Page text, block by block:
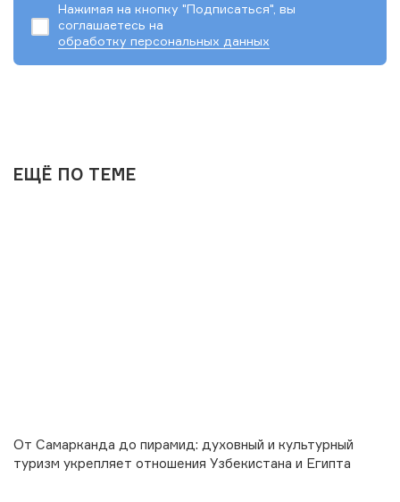
Нажимая на кнопку "Подписаться", вы
соглашаетесь на
обработку персональных данных
ЕЩЁ ПО ТЕМЕ
От Самарканда до пирамид: духовный и культурный
туризм укрепляет отношения Узбекистана и Египта